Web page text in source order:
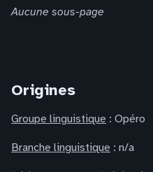
Aucune sous-page
Origines
Groupe linguistique : Opéro
Branche linguistique : n/a